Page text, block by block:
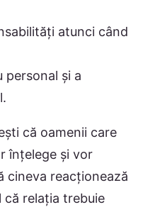
atunci când
personal și a
că oamenii care
înțelege și vor
cineva reacționează
că relația trebuie